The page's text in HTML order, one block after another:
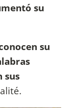
su
su
sus